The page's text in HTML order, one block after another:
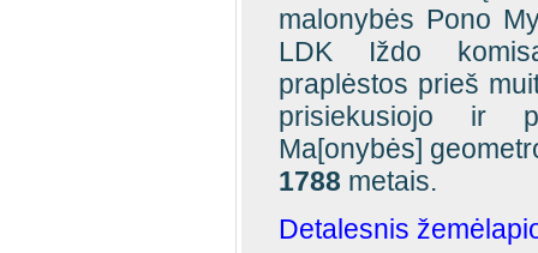
malonybės Pono
LDK Iždo
praplėstos prieš
prisiekusiojo ir
Ma[onybės]
1788 metais.
Detalesnis